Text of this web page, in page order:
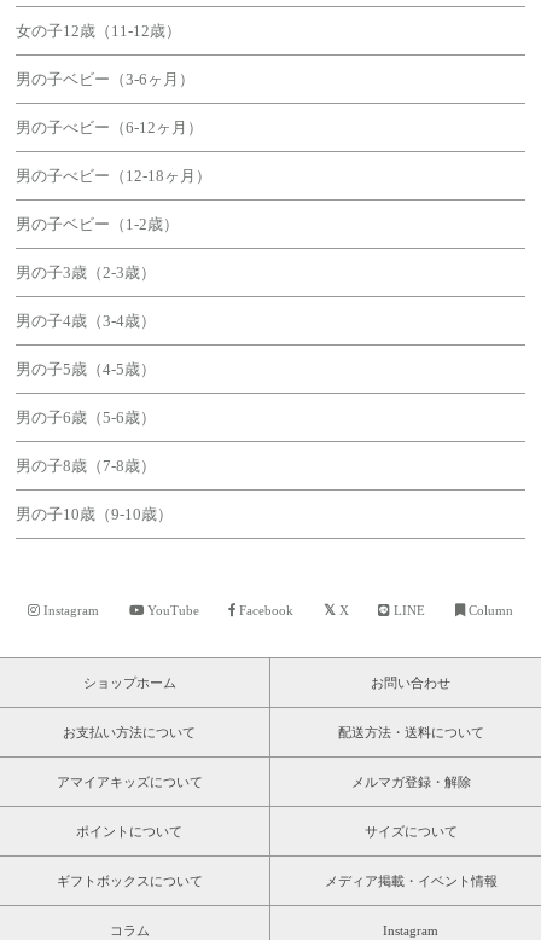
女の子12歳（11-12歳）
男の子ベビー（3-6ヶ月）
男の子べビー（6-12ヶ月）
男の子べビー（12-18ヶ月）
男の子ベビー（1-2歳）
男の子3歳（2-3歳）
男の子4歳（3-4歳）
男の子5歳（4-5歳）
男の子6歳（5-6歳）
男の子8歳（7-8歳）
男の子10歳（9-10歳）
Instagram YouTube Facebook X LINE Column
ショップホーム お問い合わせ
お支払い方法について 配送方法・送料について
アマイアキッズについて メルマガ登録・解除
ポイントについて サイズについて
ギフトボックスについて メディア掲載・イベント情報
コラム Instagram